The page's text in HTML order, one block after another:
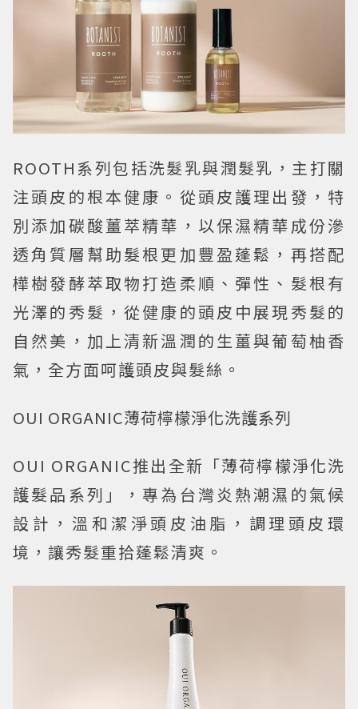
ROOTH系列包括洗髮乳與潤髮乳，主打關
注頭皮的根本健康。從頭皮護理出發，特
別添加碳酸薑萃精華，以保濕精華成份滲
透角質層幫助髮根更加豐盈蓬鬆，再搭配
樺樹發酵萃取物打造柔順、彈性、髮根有
光澤的秀髮，從健康的頭皮中展現秀髮的
自然美，加上清新溫潤的生薑與葡萄柚香
氣，全方面呵護頭皮與髮絲。
OUI ORGANIC薄荷檸檬淨化洗護系列
OUI ORGANIC推出全新「薄荷檸檬淨化洗
護髮品系列」，專為台灣炎熱潮濕的氣候
設計，溫和潔淨頭皮油脂，調理頭皮環
境，讓秀髮重拾蓬鬆清爽。